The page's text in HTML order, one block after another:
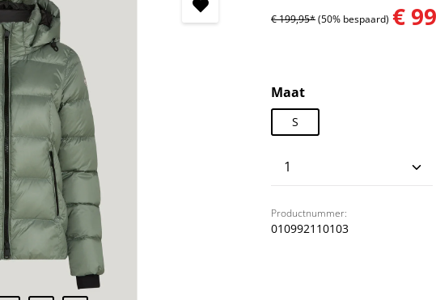
€ 199,95*(50% bespaard) €
Selecteer
Maat
S
Productnummer:
010992110103